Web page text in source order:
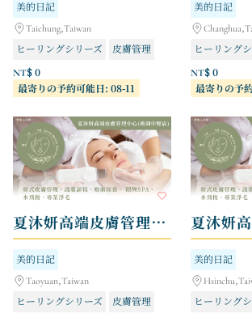
美的日記
Taichung,Taiwan
ヒーリングシリーズ
皮膚管理
NT$ 0
最寄りの予約可能日: 08-11
美的日記
ヒーリング
NT$ 0
最寄りの予
夏沐妍高端皮膚管理中心 - 桃園中壢店
美的日記
Taoyuan,Taiwan
ヒーリングシリーズ
皮膚管理
美的日記
ヒーリング